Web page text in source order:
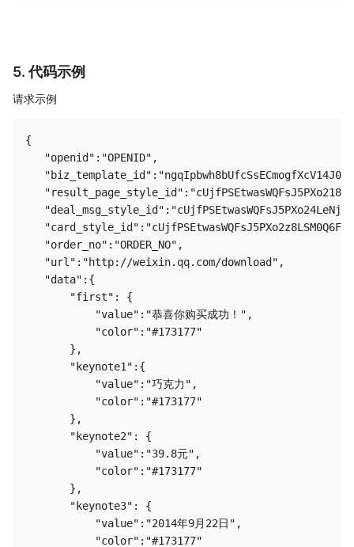
5. 代码示例
请求示例
{
   "openid":"OPENID",
   "order_no":"ORDER_NO",
   "url":"http://weixin.qq.com/download",
   "data":{
       "first": {
           "value":"恭喜你购买成功！",
           "color":"#173177"
       },
       "keynote1":{
           "value":"巧克力",
           "color":"#173177"
       },
       "keynote2": {
           "value":"39.8元",
           "color":"#173177"
       },
       "keynote3": {
           "value":"2014年9月22日",
           "color":"#173177"